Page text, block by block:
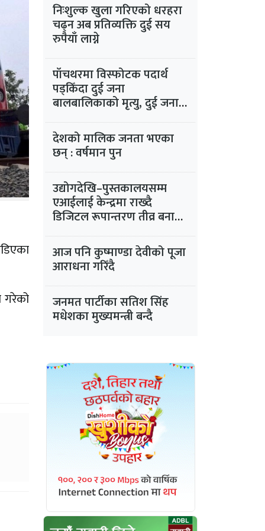
निःशुल्क खुला गरिएको धरहरा
चढ्न अब प्रतिव्यक्ति दुई सय
रुपैयाँ लाग्ने
पाँचथरमा विस्फोटक पदार्थ
पड्किँदा दुई जना
बालबालिकाको मृत्यु, दुई जना
बालबालिका घाइते
देशको मालिक जनता भएका
छन् : वर्षमान पुन
उद्योगदेखि–पुस्तकालयसम्म
एआईलाई केन्द्रमा राख्दै
डिजिटल रूपान्तरण तीव्र बनाउने
रणनीतिमा चीन
आज पनि कुष्माण्डा देवीको पूजा
आराधना गरिँदै
जनमत पार्टीका सतिश सिंह
मधेशका मुख्यमन्त्री बन्दै